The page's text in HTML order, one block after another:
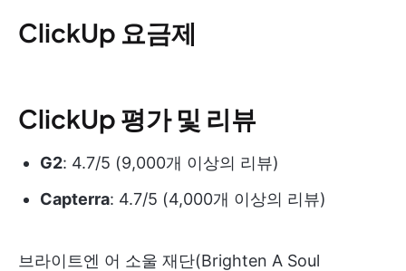
ClickUp 요금제
ClickUp 평가 및 리뷰
G2: 4.7/5 (9,000개 이상의 리뷰)
Capterra: 4.7/5 (4,000개 이상의 리뷰)
브라이트엔 어 소울 재단(Brighten A Soul